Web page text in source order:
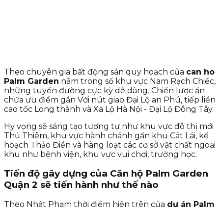
Theo chuyên gia bất động sản quy hoạch của can ho
Palm Garden nằm trong số khu vực Nam Rạch Chiếc,
những tuyến đường cực kỳ dễ dàng. Chiến lược ẩn
chứa ưu điểm gần Với nút giao Đại Lộ an Phú, tiếp liền
cao tốc Long thành và Xa Lộ Hà Nội - Đại Lộ Đông Tây.
Hy vọng sẽ sáng tạo tương tự như khu vực đô thị mới
Thủ Thiêm, khu vực hành chánh gần khu Cát Lái, kế
hoạch Thảo Điền và hàng loạt các cơ sở vật chất ngoại
khu như bệnh viện, khu vực vui chơi, trường học.
Tiến độ gây dựng của Căn hộ Palm Garden
Quận 2 sẽ tiến hành như thế nào
Theo Nhật Phạm thời điểm hiện trên của dự án Palm